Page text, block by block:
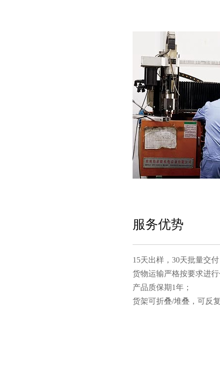
服务优势
15天出样，30天批量交付
货物运输严格按要求进行包
产品质保期1年；
货架可折叠/堆叠，可